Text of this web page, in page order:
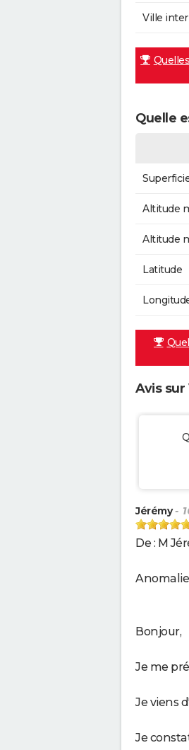
Ville
Quelle
Altitude
Altitude
Latitude
Avis
Jérémy-
De : M
Bonjour,
Je me
Je viens
Je